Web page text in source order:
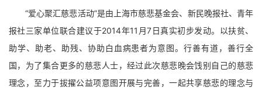
“爱心聚汇慈悲活动”是由上海市慈悲基金会、新民晚报社、青年
报社三家单位联合建议于2014年11月7日真实初步发动。以扶贫、
助学、助老、助残、协助白血病患者为意图。行善有道，善行全
国，为了集合更多的慈悲人士，经过此次慈悲晚会饯别自己的慈悲
理念，至力于拔擢公益项意图开展与完善，一起共享慈悲的理念与